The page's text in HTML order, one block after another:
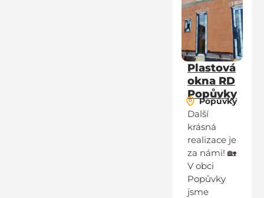
Plastová
okna RD
Popůvky
Popůvky
Další
krásná
realizace je
za námi! 🏡
V obci
Popůvky
jsme